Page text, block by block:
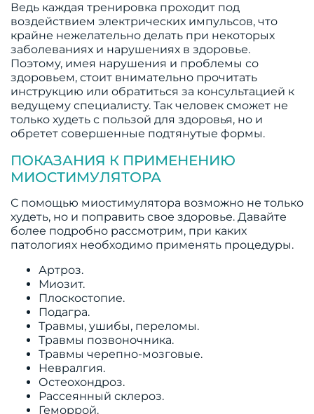
Ведь каждая тренировка проходит под
воздействием электрических импульсов, что
крайне нежелательно делать при некоторых
заболеваниях и нарушениях в здоровье.
Поэтому, имея нарушения и проблемы со
здоровьем, стоит внимательно прочитать
инструкцию или обратиться за консультацией к
ведущему специалисту. Так человек сможет не
только худеть с пользой для здоровья, но и
обретет совершенные подтянутые формы.
ПОКАЗАНИЯ К ПРИМЕНЕНИЮ
МИОСТИМУЛЯТОРА
С помощью миостимулятора возможно не только
худеть, но и поправить свое здоровье. Давайте
более подробно рассмотрим, при каких
патологиях необходимо применять процедуры.
Артроз.
Миозит.
Плоскостопие.
Подагра.
Травмы, ушибы, переломы.
Травмы позвоночника.
Травмы черепно-мозговые.
Невралгия.
Остеохондроз.
Рассеянный склероз.
Геморрой.